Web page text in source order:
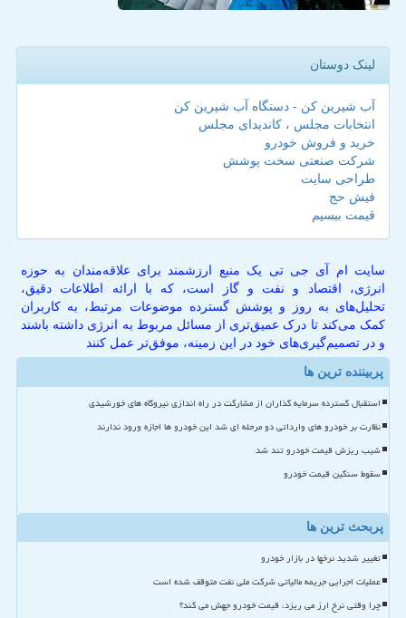
لینک دوستان
آب شیرین کن - دستگاه آب شیرین کن
انتخابات مجلس ، کاندیدای مجلس
خرید و فروش خودرو
شرکت صنعتی سخت پوشش
طراحی سایت
فیش حج
قیمت بیسیم
سایت ام آی جی تی یک منبع ارزشمند برای علاقه‌مندان به حوزه
انرژی، اقتصاد و نفت و گاز است، که با ارائه اطلاعات دقیق،
تحلیل‌های به روز و پوشش گسترده موضوعات مرتبط، به کاربران
کمک می‌کند تا درک عمیق‌تری از مسائل مربوط به انرژی داشته باشند
و در تصمیم‌گیری‌های خود در این زمینه، موفق‌تر عمل کنند
پربیننده ترین ها
استقبال گسترده سرمایه گذاران از مشارکت در راه اندازی نیروگاه های خورشیدی
نظارت بر خودرو های وارداتی دو مرحله ای شد این خودرو ها اجازه ورود ندارند
شیب ریزش قیمت خودرو تند شد
سقوط سنگین قیمت خودرو
پربحث ترین ها
تغییر شدید نرخها در بازار خودرو
عملیات اجرایی جریمه مالیاتی شرکت ملی نفت متوقف شده است
چرا وقتی نرخ ارز می ریزد، قیمت خودرو جهش می کند؟